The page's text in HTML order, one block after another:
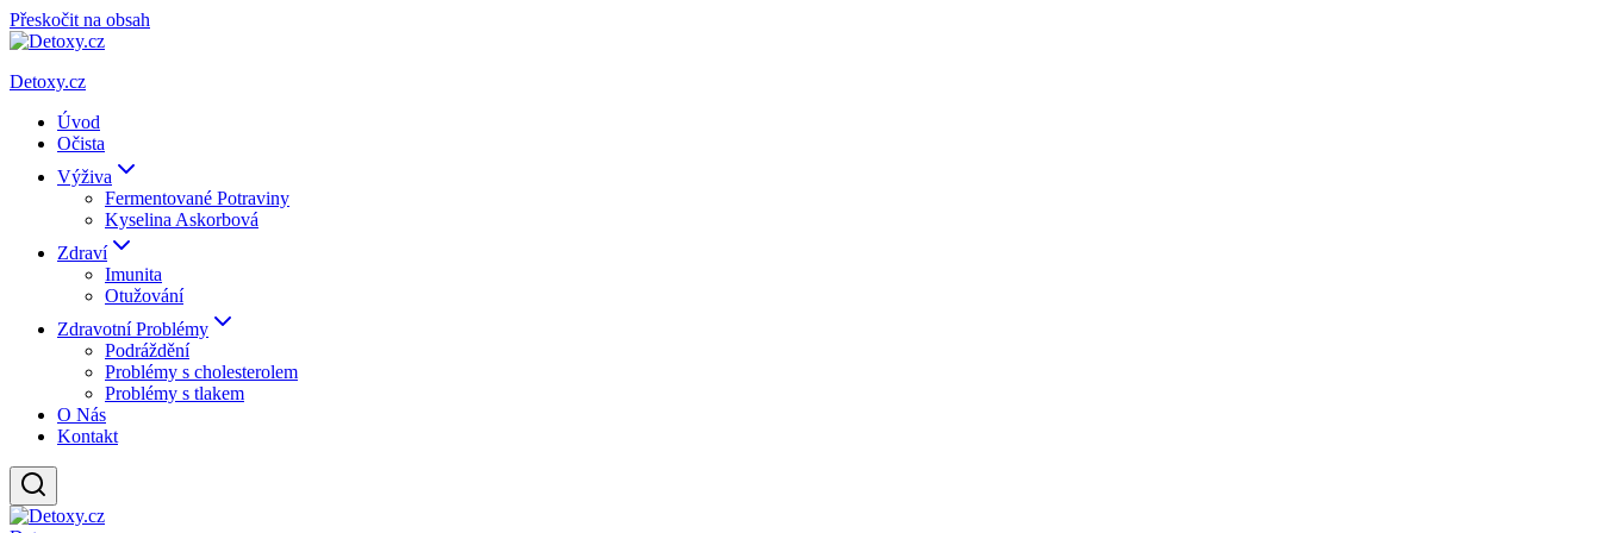
Přeskočit na obsah
Detoxy.cz
Úvod
Očista
Výživa
Fermentované Potraviny
Kyselina Askorbová
Zdraví
Imunita
Otužování
Zdravotní Problémy
Podráždění
Problémy s cholesterolem
Problémy s tlakem
O Nás
Kontakt